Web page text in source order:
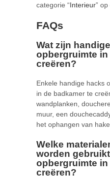
categorie “Interieur” op
FAQs
Wat zijn
opbergruimte in
creëren?
Enkele handige hacks
in de badkamer te
wandplanken,
muur, een
het ophangen van
Welke
worden
opbergruimte in
creëren?